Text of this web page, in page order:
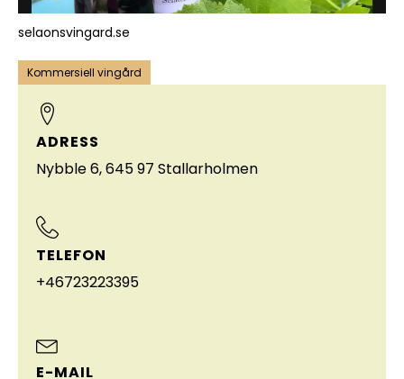
Kommersiell vingård
selaonsvingard.se
ADRESS
Nybble 6, 645 97 Stallarholmen
TELEFON
+46723223395
E-MAIL